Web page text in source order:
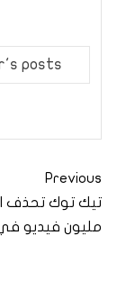
posts
Previous
مليون فيديو في